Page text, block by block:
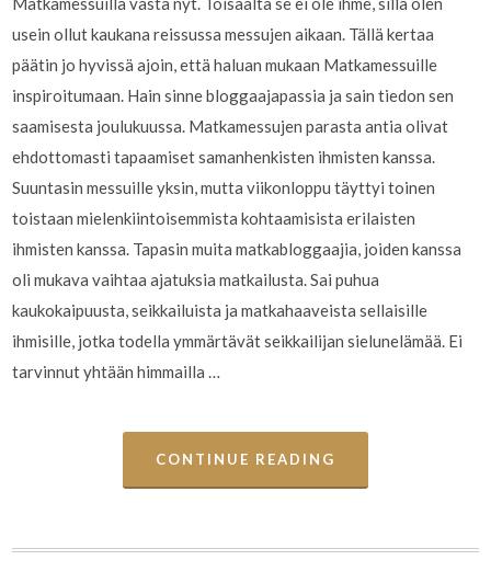
usein ollut kaukana reissussa messujen aikaan. Tällä kertaa
päätin jo hyvissä ajoin, että haluan mukaan Matkamessuille
inspiroitumaan. Hain sinne bloggaajapassia ja sain tiedon sen
saamisesta joulukuussa. Matkamessujen parasta antia olivat
ehdottomasti tapaamiset samanhenkisten ihmisten kanssa.
Suuntasin messuille yksin, mutta viikonloppu täyttyi toinen
toistaan mielenkiintoisemmista kohtaamisista erilaisten
ihmisten kanssa. Tapasin muita matkabloggaajia, joiden kanssa
oli mukava vaihtaa ajatuksia matkailusta. Sai puhua
kaukokaipuusta, seikkailuista ja matkahaaveista sellaisille
ihmisille, jotka todella ymmärtävät seikkailijan sielunelämää. Ei
tarvinnut yhtään himmailla …
CONTINUE READING